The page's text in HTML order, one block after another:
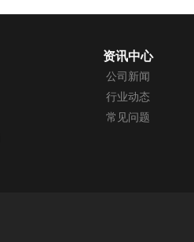
资讯中心
公司新闻
行业动态
常见问题